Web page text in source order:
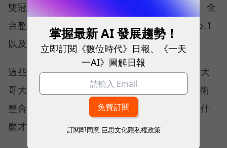
雙冠王，同時，包辦全台整體影音體驗 No.1、全
台整體語音體驗 No.1、全台 5G 語音體驗 No.1
以及全台網路在線率 No.1 多項榮譽。
這些獎項反映的不只是網路順暢，更代表台灣大
哥大長期投入頻譜布局、基地台建設與 5G 技術
整合所累積的成果，也讓外界重新思考：究竟什
麼才是真正的好網路？
掌握最新 AI 發展趨勢！
立即訂閱《數位時代》日報、《一天
一AI》圖解日報
訂閱即同意 巨思文化隱私權政策